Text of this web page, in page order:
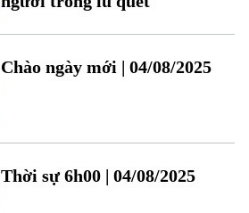
Chào ngày mới | 04/08/2025
Thời sự 6h00 | 04/08/2025